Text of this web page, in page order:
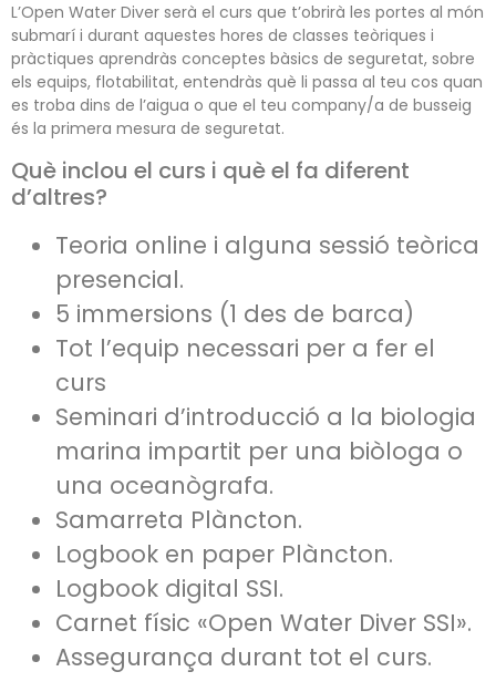
L’Open Water Diver serà el curs que t’obrirà les portes al món
submarí i durant aquestes hores de classes teòriques i
pràctiques aprendràs conceptes bàsics de seguretat, sobre
els equips, flotabilitat, entendràs què li passa al teu cos quan
es troba dins de l’aigua o que el teu company/a de busseig
és la primera mesura de seguretat.
Què inclou el curs i què el fa diferent
d’altres?
Teoria online i alguna sessió teòrica
presencial.
5 immersions (1 des de barca)
Tot l’equip necessari per a fer el
curs
Seminari d’introducció a la biologia
marina impartit per una biòloga o
una oceanògrafa.
Samarreta Plàncton.
Logbook en paper Plàncton.
Logbook digital SSI.
Carnet físic «Open Water Diver SSI».
Assegurança durant tot el curs.